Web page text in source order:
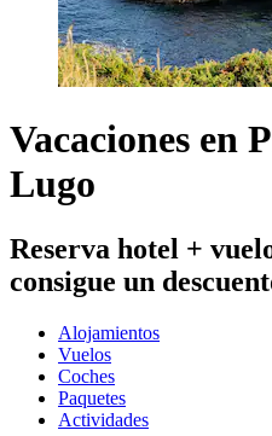
Vacaciones en
Lugo
Reserva hotel +
consigue un
Alojamientos
Vuelos
Coches
Paquetes
Actividades